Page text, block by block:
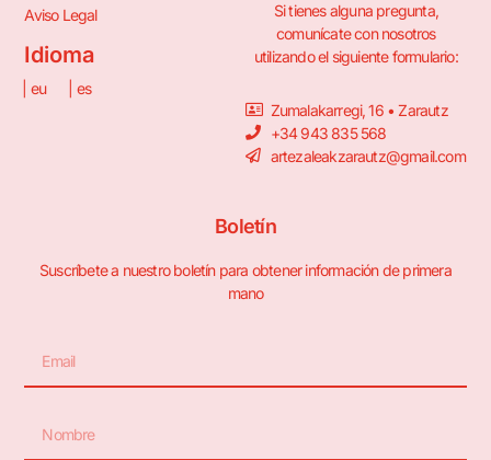
Aviso Legal
Idioma
| eu | es
Si tienes alguna pregunta,
comunícate con nosotros
utilizando el siguiente formulario:
Zumalakarregi, 16 • Zarautz
+34 943 835 568
artezaleakzarautz@gmail.com
Boletín
Suscríbete a nuestro boletín para obtener información de primera
mano